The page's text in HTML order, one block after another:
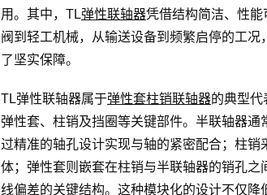
用。其中，TL弹性联轴器凭借结构简洁、性
阀到轻工机械，从输送设备到频繁启停的工
了坚实保障。
TL弹性联轴器属于弹性套柱销联轴器的典型代
弹性套、柱销及挡圈等关键部件。半联轴器
过精准的轴孔设计实现与轴的紧密配合；柱
体；弹性套则嵌套在柱销与半联轴器的销孔
线偏差的关键结构。这种模块化的设计不仅降